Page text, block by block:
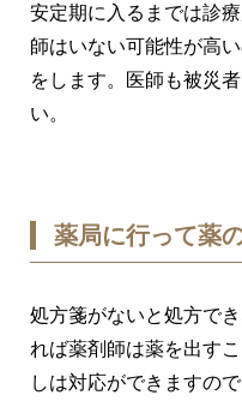
安定期に入るまでは診
師はいない可能性が高
をします。医師も被災
い。
薬局に行って薬
処方箋がないと処方で
れば薬剤師は薬を出す
しは対応ができますの